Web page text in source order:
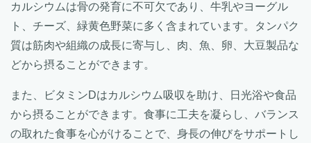
カルシウムは骨の発育に不可欠であり、牛乳やヨーグル
ト、チーズ、緑黄色野菜に多く含まれています。タンパク
質は筋肉や組織の成長に寄与し、肉、魚、卵、大豆製品な
どから摂ることができます。
また、ビタミンDはカルシウム吸収を助け、日光浴や食品
から摂ることができます。食事に工夫を凝らし、バランス
の取れた食事を心がけることで、身長の伸びをサポートし